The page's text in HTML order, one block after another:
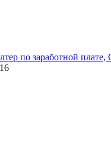
по заработной плате,